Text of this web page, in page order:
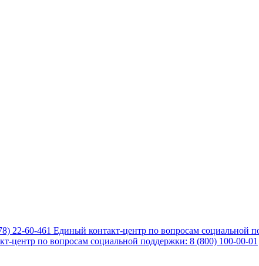
22-60-461 Единый контакт-центр по вопросам социальной
центр по вопросам социальной поддержки: 8 (800) 100-00-01